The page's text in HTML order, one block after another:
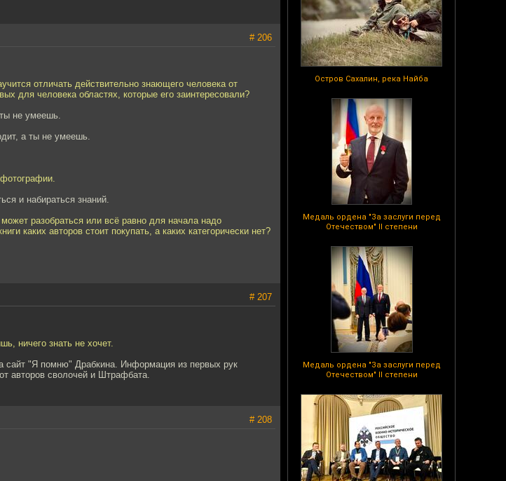
Остров Сахалин, река Найба
Медаль ордена "За заслуги перед
Отечеством" II степени
Медаль ордена "За заслуги перед
Отечеством" II степени
# 206
отличать действительно знающего человека от
для человека областях, которые его заинтересовали?
не умеешь.
а ты не умеешь.
и набираться знаний.
разобраться или всё равно для начала надо
каких авторов стоит покупать, а каких категорически нет?
# 207
ничего знать не хочет.
сайт "Я помню" Драбкина. Информация из первых рук
авторов сволочей и Штрафбата.
# 208